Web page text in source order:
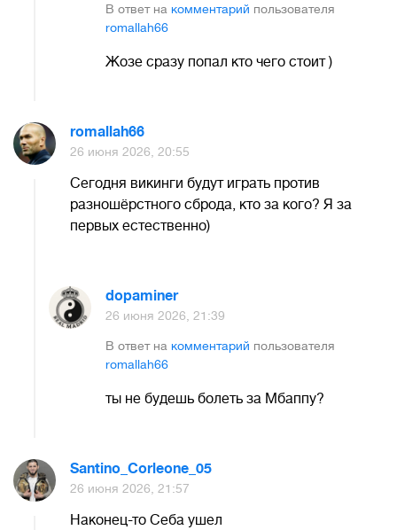
В ответ на комментарий пользователя
romallah66
Жозе сразу попал кто чего стоит )
romallah66
26 июня 2026, 20:55
Сегодня викинги будут играть против
разношёрстного сброда, кто за кого? Я за
первых естественно)
dopaminer
26 июня 2026, 21:39
В ответ на комментарий пользователя
romallah66
ты не будешь болеть за Мбаппу?
Santino_Corleone_05
26 июня 2026, 21:57
Наконец-то Себа ушел